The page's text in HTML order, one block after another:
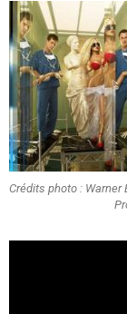
Crédits photo : Warner